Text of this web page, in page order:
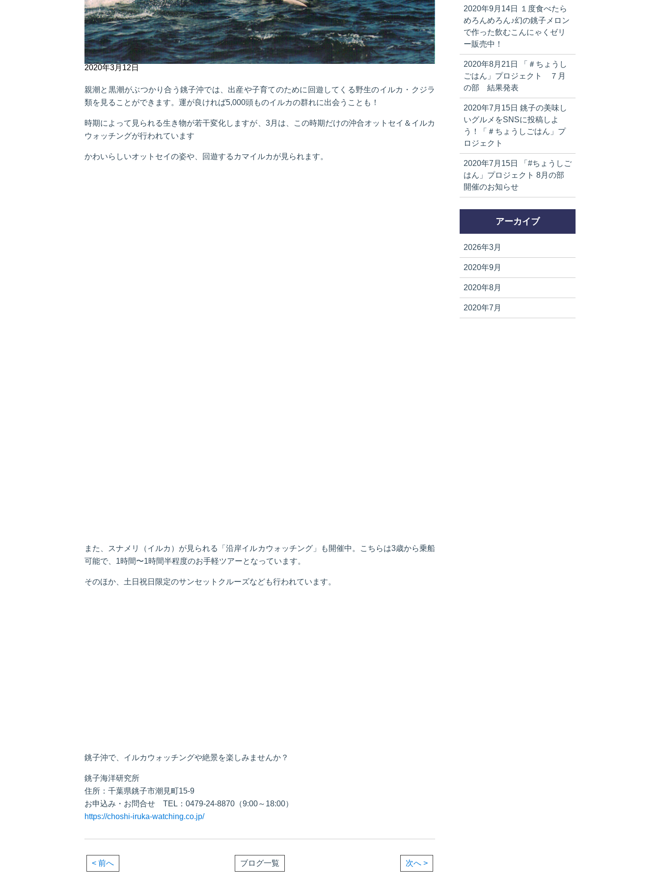
2020年3月12日
親潮と黒潮がぶつかり合う銚子沖では、出産や子育てのために回遊してくる野生のイルカ・クジラ
類を見ることができます。運が良ければ5,000頭ものイルカの群れに出会うことも！
時期によって見られる生き物が若干変化しますが、3月は、この時期だけの沖合オットセイ＆イルカ
ウォッチングが行われています
かわいらしいオットセイの姿や、回遊するカマイルカが見られます。
また、スナメリ（イルカ）が見られる「沿岸イルカウォッチング」も開催中。こちらは3歳から乗船
可能で、1時間〜1時間半程度のお手軽ツアーとなっています。
そのほか、土日祝日限定のサンセットクルーズなども行われています。
銚子沖で、イルカウォッチングや絶景を楽しみませんか？
銚子海洋研究所
住所：千葉県銚子市潮見町15-9
お申込み・お問合せ TEL：0479-24-8870（9:00～18:00）
https://choshi-iruka-watching.co.jp/
< 前へ ブログ一覧 次へ >
2020年9月14日
１度食べたら
めろんめろん♪幻の銚子メロン
で作った飲むこんにゃくゼリ
ー販売中！
2020年8月21日
「＃ちょうし
ごはん」プロジェクト ７月
の部 結果発表
2020年7月15日 銚子の美味し
いグルメをSNSに投稿しよ
う！「＃ちょうしごはん」プ
ロジェクト
2020年7月15日
「#ちょうしご
はん」プロジェクト 8月の部
開催のお知らせ
アーカイブ
2026年3月
2020年9月
2020年8月
2020年7月